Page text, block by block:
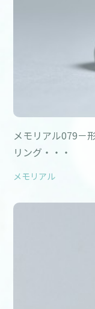
メモリアル079－
リング・・・
メモリアル